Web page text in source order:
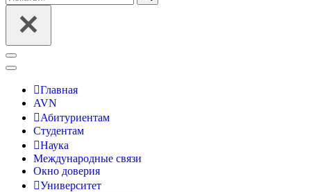
Меню
навигации
Главная
AVN
Абитуриентам
Студентам
Наука
Международные связи
Окно доверия
Университет